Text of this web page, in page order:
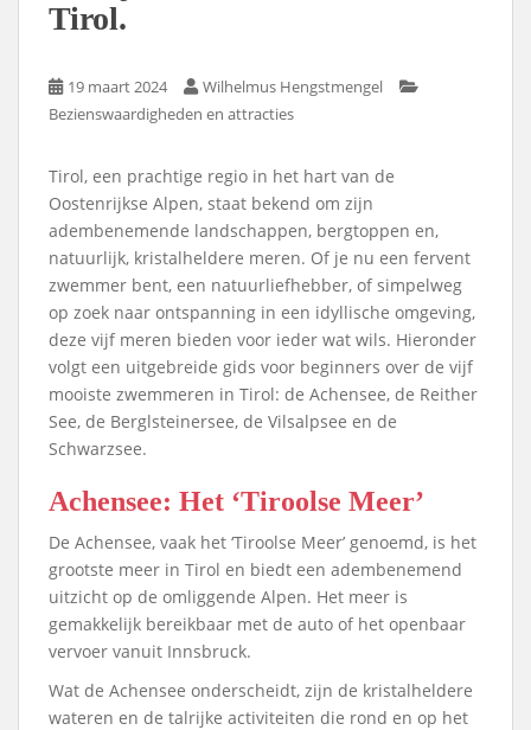
Tirol.
19 maart 2024
Wilhelmus Hengstmengel
Bezienswaardigheden en attracties
Tirol, een prachtige regio in het hart van de
Oostenrijkse Alpen, staat bekend om zijn
adembenemende landschappen, bergtoppen en,
natuurlijk, kristalheldere meren. Of je nu een fervent
zwemmer bent, een natuurliefhebber, of simpelweg
op zoek naar ontspanning in een idyllische omgeving,
deze vijf meren bieden voor ieder wat wils. Hieronder
volgt een uitgebreide gids voor beginners over de vijf
mooiste zwemmeren in Tirol: de Achensee, de Reither
See, de Berglsteinersee, de Vilsalpsee en de
Schwarzsee.
Achensee: Het ‘Tiroolse Meer’
De Achensee, vaak het ‘Tiroolse Meer’ genoemd, is het
grootste meer in Tirol en biedt een adembenemend
uitzicht op de omliggende Alpen. Het meer is
gemakkelijk bereikbaar met de auto of het openbaar
vervoer vanuit Innsbruck.
Wat de Achensee onderscheidt, zijn de kristalheldere
wateren en de talrijke activiteiten die rond en op het